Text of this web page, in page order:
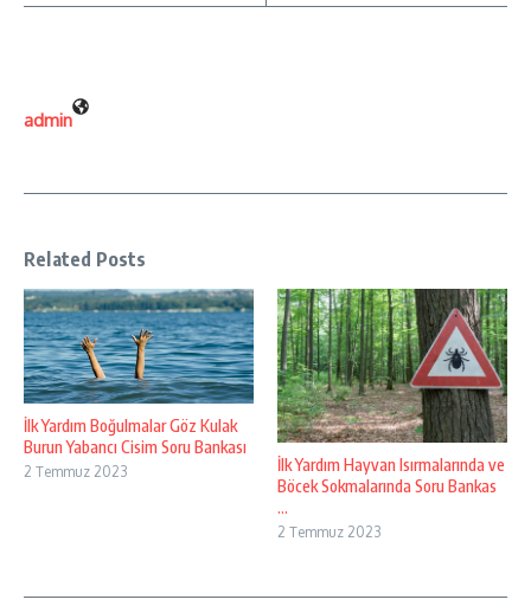
admin
Related Posts
İlk Yardım Boğulmalar Göz Kulak
Burun Yabancı Cisim Soru Bankası
2 Temmuz 2023
İlk Yardım Hayvan Isırmalarında ve
Böcek Sokmalarında Soru Bankas
...
2 Temmuz 2023